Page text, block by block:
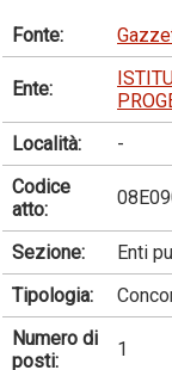
Fonte:
Ente:
Località:
-
Codice
atto:
Sezione:
Enti
Tipologia:
Numero di
posti:
1